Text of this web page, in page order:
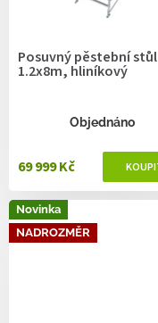
Posuvný pěstební stůl
1.2x8m, hliníkový
Objednáno
69 999 Kč
Novinka
NADROZMĚR